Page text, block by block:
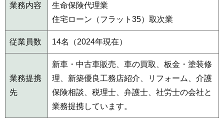
業務内容
生命保険代理業
住宅ローン（フラット35）取次業
従業員数 14名（2024年現在）
業務提携
先
新車・中古車販売、車の買取、板金・塗装修
理、新築優良工務店紹介、リフォーム、介護
保険相談、税理士、弁護士、社労士の会社と
業務提携しています。